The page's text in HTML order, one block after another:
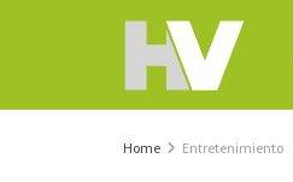
Home Entretenimiento